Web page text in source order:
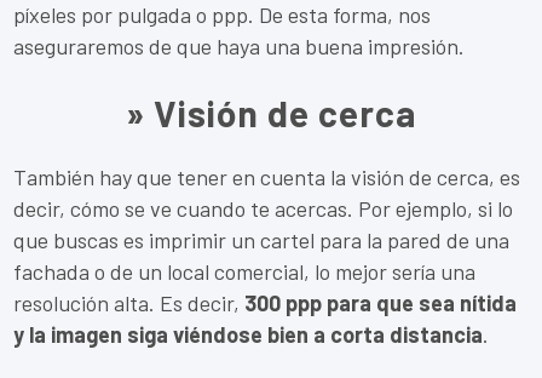
píxeles por pulgada o ppp. De esta forma, nos
aseguraremos de que haya una buena impresión.
» Visión de cerca
También hay que tener en cuenta la visión de cerca, es
decir, cómo se ve cuando te acercas. Por ejemplo, si lo
que buscas es imprimir un cartel para la pared de una
fachada o de un local comercial, lo mejor sería una
resolución alta. Es decir, 300 ppp para que sea nítida
y la imagen siga viéndose bien a corta distancia.